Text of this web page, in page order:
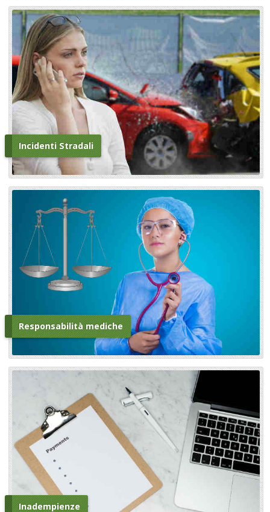
Incidenti Stradali
Responsabilità mediche
Inadempienze